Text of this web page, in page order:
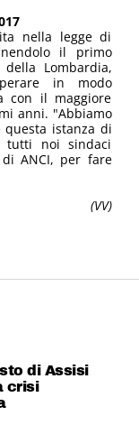
nella legge di
il primo
Lombardia,
in modo
con il maggiore
anni. "Abbiamo
istanza di
tutti noi sindaci
ANCI, per fare
(VV)
di Assisi
crisi